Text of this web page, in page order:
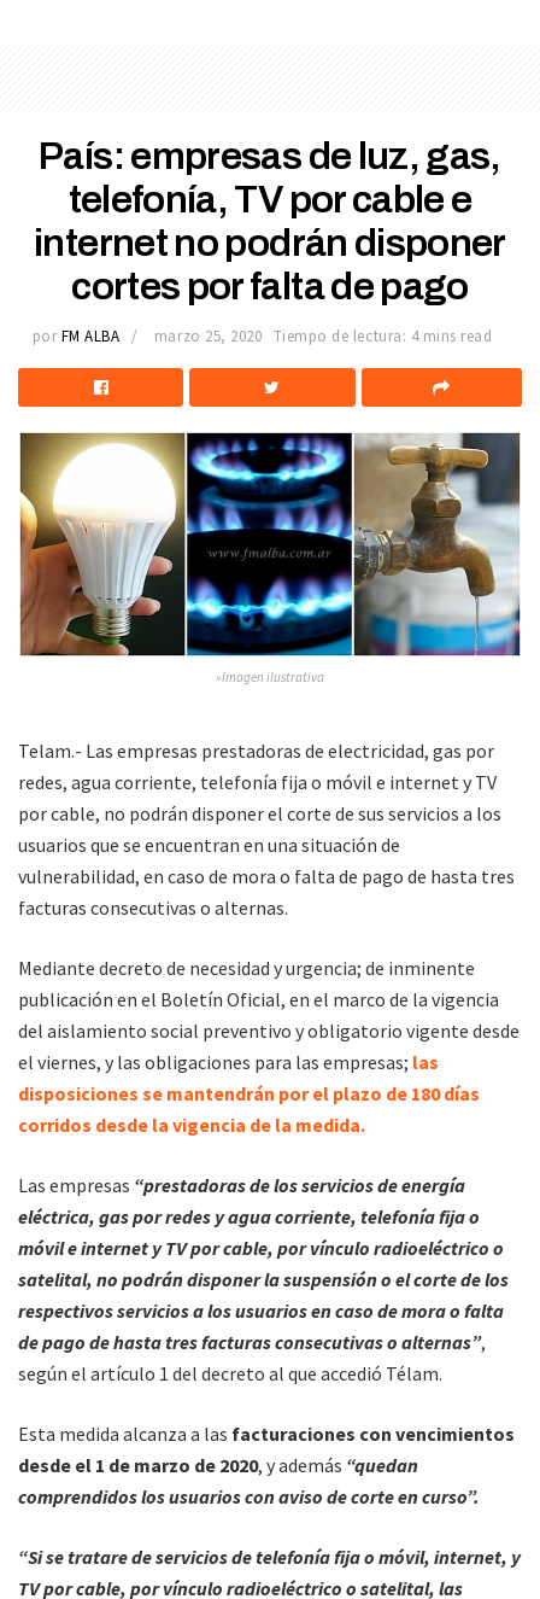
País: empresas de luz, gas,
telefonía, TV por cable e
internet no podrán disponer
cortes por falta de pago
por FM ALBA marzo 25, 2020 Tiempo de lectura: 4 mins read
»Imagen ilustrativa
Telam.- Las empresas prestadoras de electricidad, gas por
redes, agua corriente, telefonía fija o móvil e internet y TV
por cable, no podrán disponer el corte de sus servicios a los
usuarios que se encuentran en una situación de
vulnerabilidad, en caso de mora o falta de pago de hasta tres
facturas consecutivas o alternas.
Mediante decreto de necesidad y urgencia; de inminente
publicación en el Boletín Oficial, en el marco de la vigencia
del aislamiento social preventivo y obligatorio vigente desde
el viernes, y las obligaciones para las empresas; las
disposiciones se mantendrán por el plazo de 180 días
corridos desde la vigencia de la medida.
Las empresas “prestadoras de los servicios de energía
eléctrica, gas por redes y agua corriente, telefonía fija o
móvil e internet y TV por cable, por vínculo radioeléctrico o
satelital, no podrán disponer la suspensión o el corte de los
respectivos servicios a los usuarios en caso de mora o falta
de pago de hasta tres facturas consecutivas o alternas”,
según el artículo 1 del decreto al que accedió Télam.
Esta medida alcanza a las facturaciones con vencimientos
desde el 1 de marzo de 2020, y además “quedan
comprendidos los usuarios con aviso de corte en curso”.
“Si se tratare de servicios de telefonía fija o móvil, internet, y
TV por cable, por vínculo radioeléctrico o satelital, las